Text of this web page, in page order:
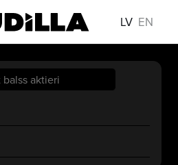
LV EN